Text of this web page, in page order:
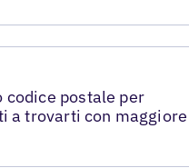
codice postale per
a trovarti con maggiore